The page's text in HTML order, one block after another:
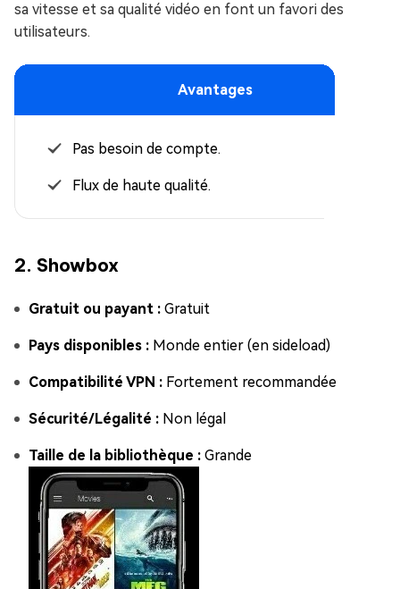
sa vitesse et sa qualité vidéo en font un favori des
utilisateurs.
Avantages
Pas besoin de compte.
Flux de haute qualité.
2. Showbox
Gratuit ou payant : Gratuit
Pays disponibles : Monde entier (en sideload)
Compatibilité VPN : Fortement recommandée
Sécurité/Légalité : Non légal
Taille de la bibliothèque : Grande